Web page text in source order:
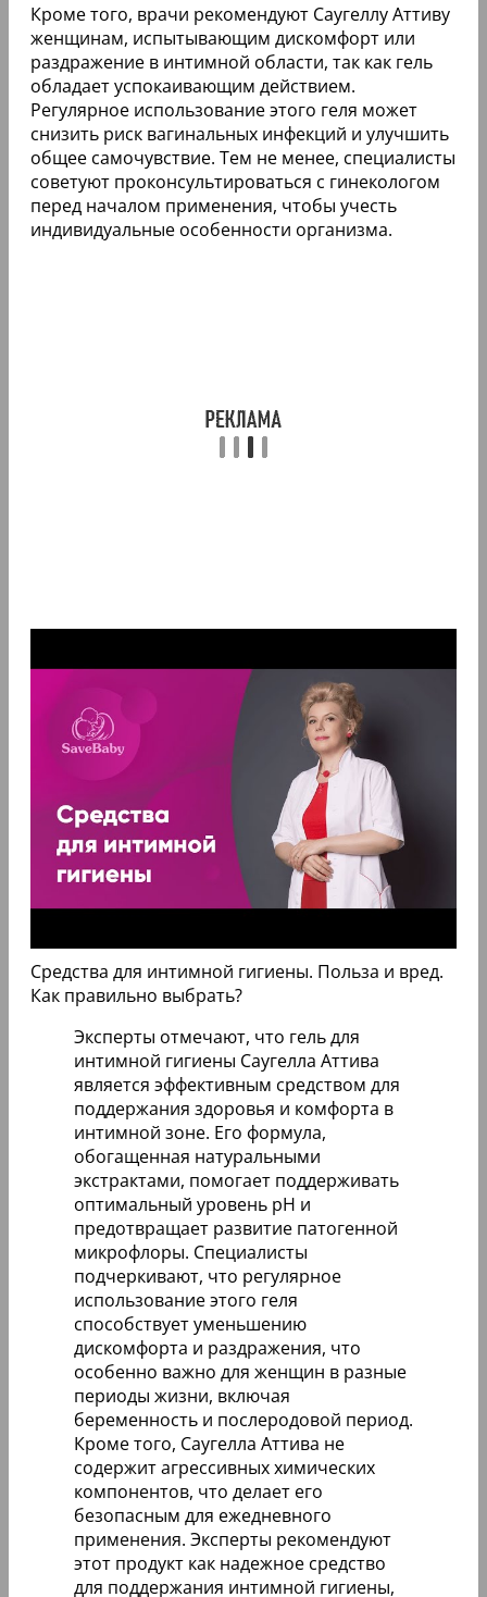
Кроме того, врачи рекомендуют Саугеллу Аттиву
женщинам, испытывающим дискомфорт или
раздражение в интимной области, так как гель
обладает успокаивающим действием.
Регулярное использование этого геля может
снизить риск вагинальных инфекций и улучшить
общее самочувствие. Тем не менее, специалисты
советуют проконсультироваться с гинекологом
перед началом применения, чтобы учесть
индивидуальные особенности организма.
Средства для интимной гигиены. Польза и вред.
Как правильно выбрать?
Эксперты отмечают, что гель для
интимной гигиены Саугелла Аттива
является эффективным средством для
поддержания здоровья и комфорта в
интимной зоне. Его формула,
обогащенная натуральными
экстрактами, помогает поддерживать
оптимальный уровень pH и
предотвращает развитие патогенной
микрофлоры. Специалисты
подчеркивают, что регулярное
использование этого геля
способствует уменьшению
дискомфорта и раздражения, что
особенно важно для женщин в разные
периоды жизни, включая
беременность и послеродовой период.
Кроме того, Саугелла Аттива не
содержит агрессивных химических
компонентов, что делает его
безопасным для ежедневного
применения. Эксперты рекомендуют
этот продукт как надежное средство
для поддержания интимной гигиены,